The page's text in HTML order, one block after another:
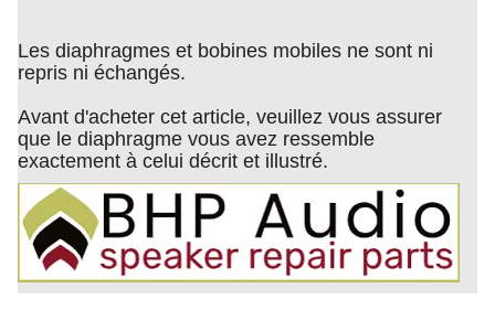
Les diaphragmes et bobines mobiles ne sont ni
repris ni échangés.
Avant d'acheter cet article, veuillez vous assurer
que le diaphragme vous avez ressemble
exactement à celui décrit et illustré.